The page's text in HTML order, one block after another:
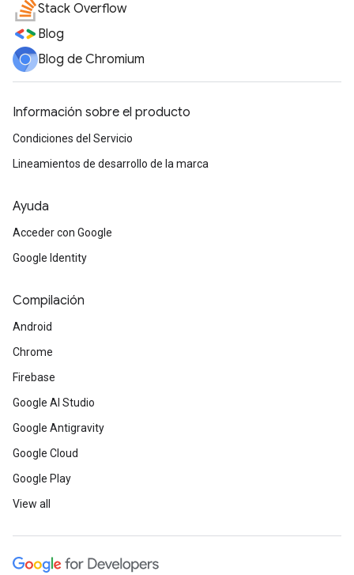
Stack Overflow
Blog
Blog de Chromium
Información sobre el producto
Condiciones del Servicio
Lineamientos de desarrollo de la marca
Ayuda
Acceder con Google
Google Identity
Compilación
Android
Chrome
Firebase
Google AI Studio
Google Antigravity
Google Cloud
Google Play
View all